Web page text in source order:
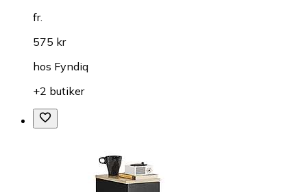
fr.
575 kr
hos Fyndiq
+2 butiker